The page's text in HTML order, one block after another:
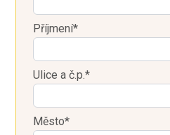
Příjmení*
Ulice a č.p.*
Město*